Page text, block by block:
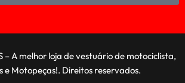
– A melhor loja de vestuário de motociclista,
e Motopeças!. Direitos reservados.